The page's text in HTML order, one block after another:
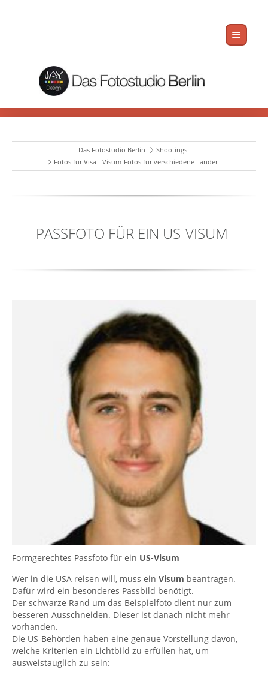
Das Fotostudio Berlin
Shootings
Fotos für Visa - Visum-Fotos für verschiedene Länder
PASSFOTO FÜR EIN US-VISUM
Formgerechtes Passfoto für ein US-Visum
Wer in die USA reisen will, muss ein Visum beantragen.
Dafür wird ein besonderes Passbild benötigt.
Der schwarze Rand um das Beispielfoto dient nur zum
besseren Ausschneiden. Dieser ist danach nicht mehr
vorhanden.
Die US-Behörden haben eine genaue Vorstellung davon,
welche Kriterien ein Lichtbild zu erfüllen hat, um
ausweistauglich zu sein: